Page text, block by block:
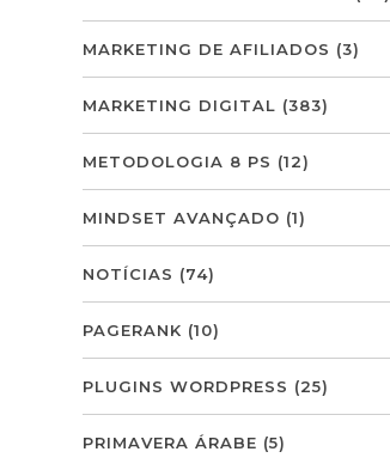
MARKETING DE AFILIADOS (3)
MARKETING DIGITAL (383)
METODOLOGIA 8 PS (12)
MINDSET AVANÇADO (1)
NOTÍCIAS (74)
PAGERANK (10)
PLUGINS WORDPRESS (25)
PRIMAVERA ÁRABE (5)